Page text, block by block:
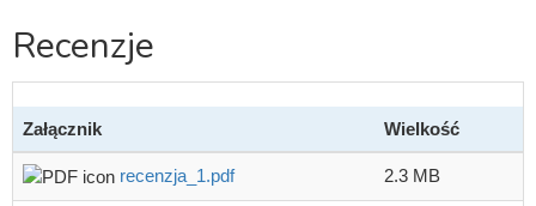
Recenzje
Załącznik Wielkość
recenzja_1.pdf 2.3 MB